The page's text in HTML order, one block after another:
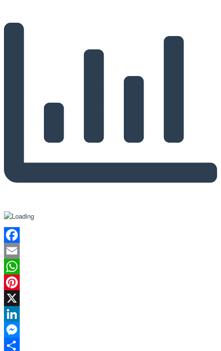
Facebook
Email
WhatsApp
Pinterest
X
LinkedIn
Messenger